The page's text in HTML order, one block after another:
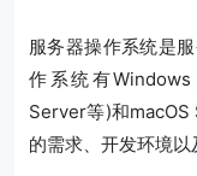
服务器操作系统是
作系统有
Server等)和
的需求、开发环境以